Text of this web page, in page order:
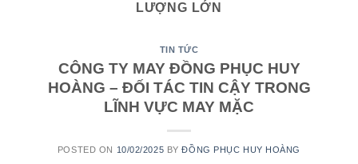
LƯỢNG LỚN
TIN TỨC
CÔNG TY MAY ĐỒNG PHỤC HUY
HOÀNG – ĐỐI TÁC TIN CẬY TRONG
LĨNH VỰC MAY MẶC
POSTED ON 10/02/2025 BYĐỒNG PHỤC HUY HOÀNG